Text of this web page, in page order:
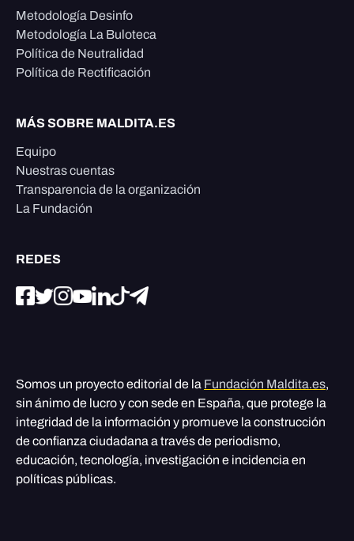
Metodología Desinfo
Metodología La Buloteca
Política de Neutralidad
Política de Rectificación
MÁS SOBRE MALDITA.ES
Equipo
Nuestras cuentas
Transparencia de la organización
La Fundación
REDES
Somos un proyecto editorial de la Fundación Maldita.es,
sin ánimo de lucro y con sede en España, que protege la
integridad de la información y promueve la construcción
de confianza ciudadana a través de periodismo,
educación, tecnología, investigación e incidencia en
políticas públicas.